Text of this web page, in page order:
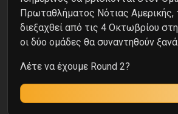
Πρωταθλήματος Νότιας Αμερικής,
διεξαχθεί από τις 4 Οκτωβρίου
οι δύο ομάδες θα συναντηθούν ξανά.
Λέτε να έχουμε Round 2?